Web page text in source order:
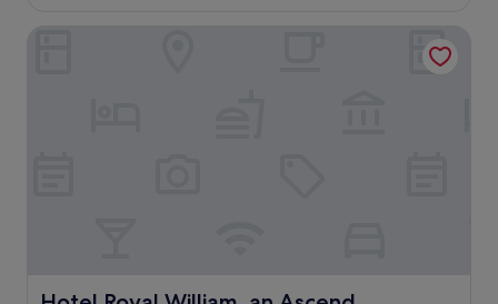
Hotel Royal William, an Ascend Collection Hotel